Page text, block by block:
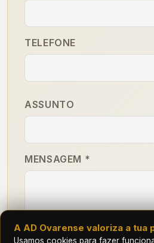
TELEFONE
ASSUNTO
MENSAGEM *
A AD Ovarense valoriza a tua
Usamos cookies para fazer